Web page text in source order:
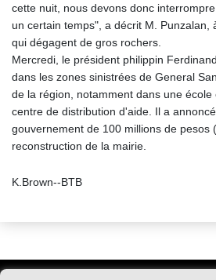
cette nuit, nous devons donc
un certain temps", a décrit M. Punzalan,
qui dégagent de gros rochers.
Mercredi, le président philippin
dans les zones sinistrées de General
de la région, notamment dans une école
centre de distribution d'aide. Il a
gouvernement de 100 millions de pesos
reconstruction de la mairie.
K.Brown--BTB